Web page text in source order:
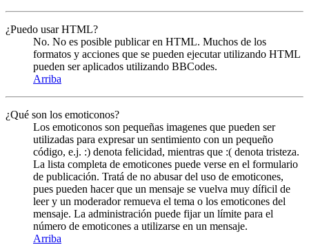
¿Puedo usar HTML?
No. No es posible publicar en HTML. Muchos de los
formatos y acciones que se pueden ejecutar utilizando HTML
pueden ser aplicados utilizando BBCodes.
Arriba
¿Qué son los emoticonos?
Los emoticonos son pequeñas imagenes que pueden ser
utilizadas para expresar un sentimiento con un pequeño
código, e.j. :) denota felicidad, mientras que :( denota tristeza.
La lista completa de emoticones puede verse en el formulario
de publicación. Tratá de no abusar del uso de emoticones,
pues pueden hacer que un mensaje se vuelva muy díficil de
leer y un moderador remueva el tema o los emoticones del
mensaje. La administración puede fijar un límite para el
número de emoticones a utilizarse en un mensaje.
Arriba